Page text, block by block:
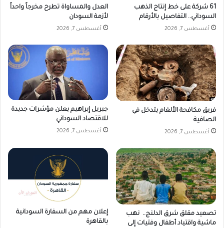
ط
ق
ت
س
ي
س
61 شركة على خط إنتاج الذهب
السوداني.. التفاصيل بالأرقام
أغسطس 7, 2026
العدل والمساواة تطرح مخرجاً واحداً
لأزمة السودان
أغسطس 7, 2026
فريق مكافحة الألغام يتدخل في
الصافية
أغسطس 7, 2026
جبريل إبراهيم يعلن مؤشرات جديدة
للاقتصاد السوداني
أغسطس 7, 2026
تصعيد مقلق شرق الدلنج.. نهب
ماشية واقتياد أطفال وفتيات إلى
إعلان مهم من السفارة السودانية
بالقاهرة